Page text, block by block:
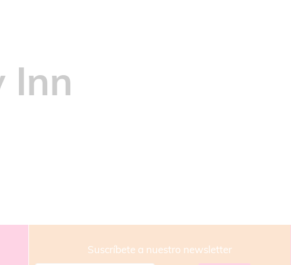
Inn
Suscríbete a nuestro newsletter